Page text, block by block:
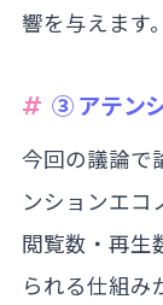
響を与えます。
③ アテン
今回の議論で
ンションエコ
閲覧数・再生
られる仕組み